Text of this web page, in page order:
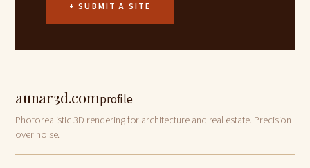
+ SUBMIT A SITE
aunar3d.comprofile
Photorealistic 3D rendering for architecture and real estate. Precision
over noise.